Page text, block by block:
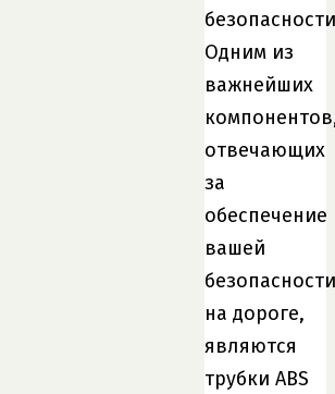
Одним из
важнейших
отвечающих
за
обеспечение
вашей
безопасности
на дороге,
являются
трубки ABS